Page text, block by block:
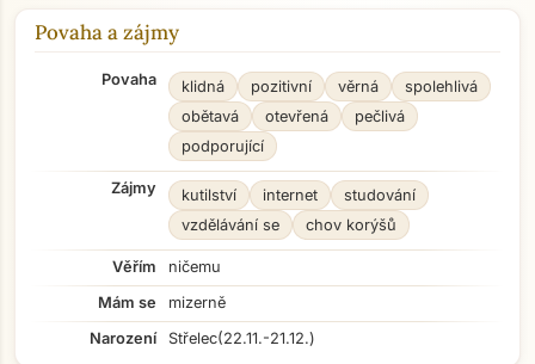
Povaha a zájmy
Povaha klidná pozitivní věrná
spolehlivá
obětavá
otevřená
pečlivá
podporující
Zájmy kutilství internet
studování
vzdělávání se
chov korýšů
Věřím
ničemu
Mám se
mizerně
Narození
Střelec(22.11.-21.12.)